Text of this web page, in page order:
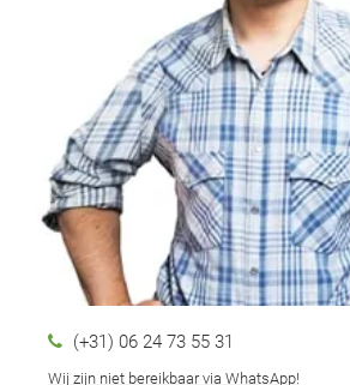
(+31) 06 24 73 55 31
Wij zijn niet bereikbaar via WhatsApp!